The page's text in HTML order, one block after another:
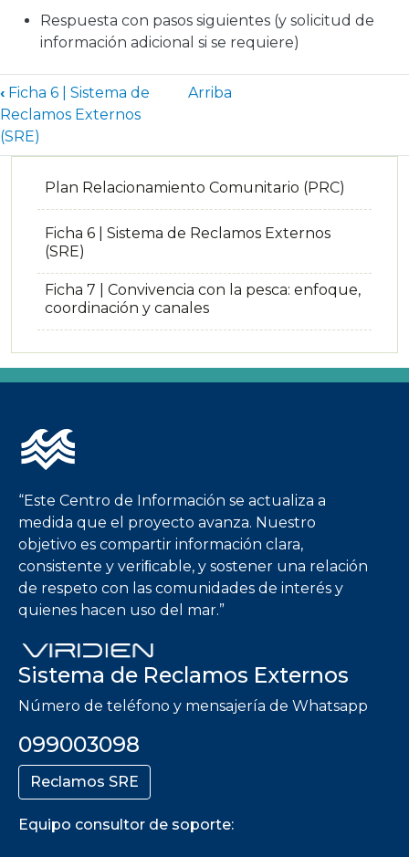
Respuesta con pasos siguientes (y solicitud de
información adicional si se requiere)
Enlaces transversales de Book
‹ Ficha 6 | Sistema de
Reclamos Externos
(SRE)
Arriba
Plan Relacionamiento Comunitario (PRC)
Ficha 6 | Sistema de Reclamos Externos
(SRE)
Ficha 7 | Convivencia con la pesca: enfoque,
coordinación y canales
Imagen
“Este Centro de Información se actualiza a
medida que el proyecto avanza. Nuestro
objetivo es compartir información clara,
consistente y veriﬁcable, y sostener una relación
de respeto con las comunidades de interés y
quienes hacen uso del mar.”
Sistema de Reclamos Externos
Número de teléfono y mensajería de Whatsapp
099003098
Reclamos SRE
Equipo consultor de soporte: